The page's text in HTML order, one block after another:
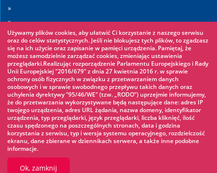
»
»
»
Warto zobaczyć
Веревочный парк »
Водный парк »
Ледовый каток »
KINOECK »
Музей »
Używamy plików cookies, aby ułatwić Ci korzystanie z naszego serwisu
oraz do celów statystycznych. Jeśli nie blokujesz tych plików, to zgadzasz
się na ich użycie oraz zapisanie w pamięci urządzenia. Pamiętaj, że
możesz samodzielnie zarządzać cookies, zmieniając ustawienia
przeglądarki.Realizując rozporządzenie Parlamentu Europejskiego i Rady
Unii Europejskiej "2016/679" z dnia 27 kwietnia 2016 r. w sprawie
ochrony osób fizycznych w związku z przetwarzaniem danych
osobowych i w sprawie swobodnego przepływu takich danych oraz
uchylenia dyrektywy "95/46/WE" (tzw. „RODO”) uprzejmie informujemy,
że do przetwarzania wykorzystywane będą następujące dane: adres IP
twojego urządzenia, adres URL żądania, nazwa domeny, identyfikator
urządzenia, typ przeglądarki, język przeglądarki, liczba kliknięć, ilość
czasu spędzonego na poszczególnych stronach, data i godzina
korzystania z serwisu, typ i wersja systemu operacyjnego, rozdzielczość
ekranu, dane zbierane w dziennikach serwera, a także inne podobne
informacje.
Ok, zamknij